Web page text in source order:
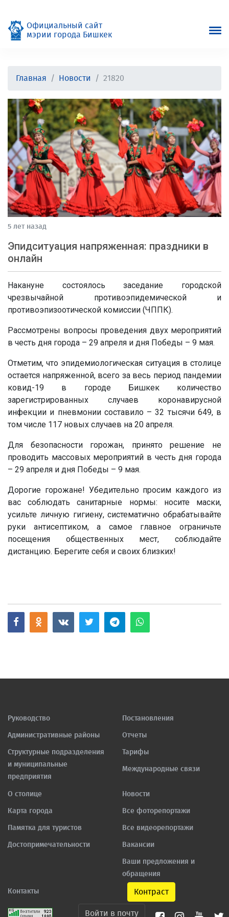
Официальный сайт
мэрии города Бишкек
Главная Новости 21820
5 лет назад
Эпидситуация напряженная: праздники в
онлайн
Накануне состоялось заседание городской
чрезвычайной противоэпидемической и
противоэпизоотической комиссии (ЧППК).
Рассмотрены вопросы проведения двух мероприятий
в честь дня города – 29 апреля и дня Победы – 9 мая.
Отметим, что эпидемиологическая ситуация в столице
остается напряженной, всего за весь период пандемии
ковид-19 в городе Бишкек количество
зарегистрированных случаев коронавирусной
инфекции и пневмонии составило – 32 тысячи 649, в
том числе 117 новых случаев на 20 апреля.
Для безопасности горожан, принято решение не
проводить массовых мероприятий в честь дня города
– 29 апреля и дня Победы – 9 мая.
Дорогие горожане! Убедительно просим каждого из
вас соблюдать санитарные нормы: носите маски,
усильте личную гигиену, систематично обрабатывайте
руки антисептиком, а самое главное ограничьте
посещения общественных мест, соблюдайте
дистанцию. Берегите себя и своих близких!
Руководство
Административные районы
Структурные подразделения
и муниципальные
предприятия
Постановления
Отчеты
Тарифы
Международные связи
О столице
Карта города
Памятка для туристов
Достопримечательности
Новости
Все фоторепортажи
Все видеорепортажи
Вакансии
Ваши предложения и
обращения
Контакты Контраст
Войти в почту